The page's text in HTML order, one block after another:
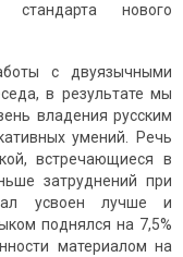
стандарта нового
с двуязычными
в результате мы
владения русским
умений. Речь
встречающиеся в
затруднений при
усвоен лучше и
поднялся на 7,5%
материалом на